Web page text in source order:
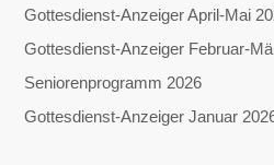
Gottesdienst-Anzeiger April-Mai
Gottesdienst-Anzeiger Februar-
Seniorenprogramm 2026
Gottesdienst-Anzeiger Januar